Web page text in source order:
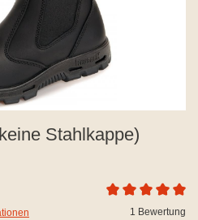
Stahlkappe)
1 Bewertung